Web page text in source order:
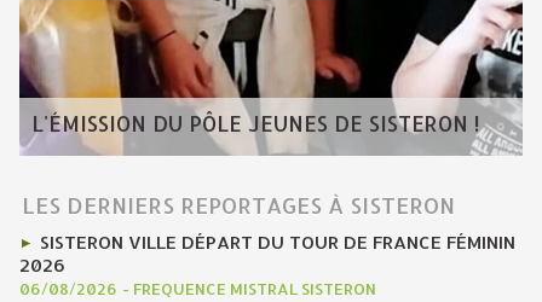
L'ÉMISSION DU PÔLE JEUNES DE SISTERON !
LES DERNIERS REPORTAGES À SISTERON
SISTERON VILLE DÉPART DU TOUR DE FRANCE FÉMININ
2026
06/08/2026 - FREQUENCE MISTRAL SISTERON